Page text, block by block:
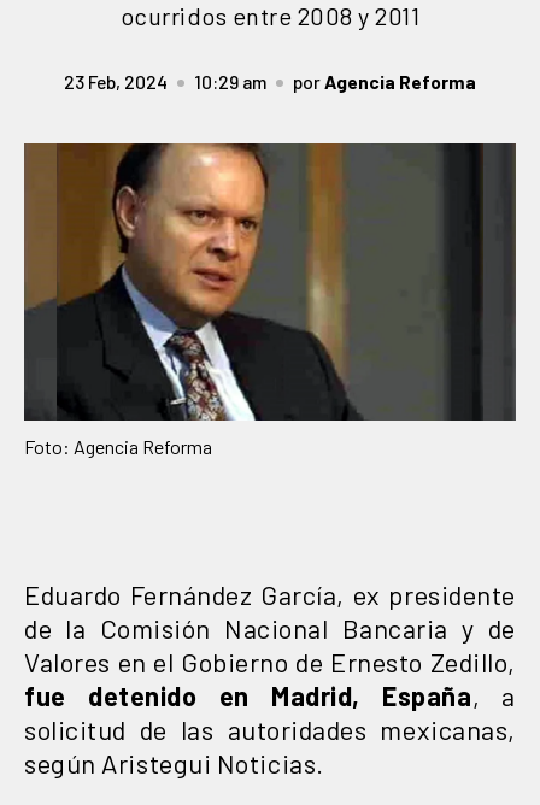
ocurridos entre 2008 y 2011
23 Feb, 2024 10:29 am porAgencia Reforma
Foto: Agencia Reforma
Eduardo Fernández García, ex presidente
de la Comisión Nacional Bancaria y de
Valores en el Gobierno de Ernesto Zedillo,
fue detenido en Madrid, España, a
solicitud de las autoridades mexicanas,
según Aristegui Noticias.